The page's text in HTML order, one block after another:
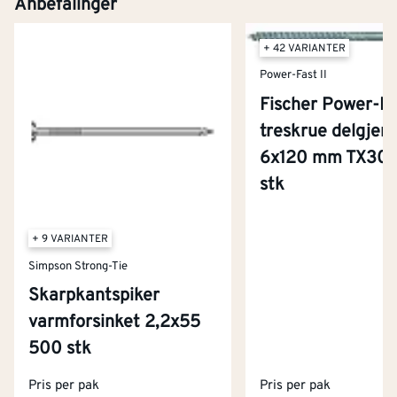
Anbefalinger
+ 9 VARIANTER
Simpson Strong-Tie
Skarpkantspiker
varmforsinket 2,2x55
500 stk
Pris per pak
+ 42 VARIANTER
Power-Fast II
Fischer Power-
treskrue
6x120 mm TX30
stk
Pris per pak
Kjøpsbetingelser
Kontakt oss
Om Montér